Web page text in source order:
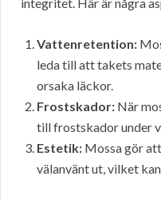
Vattenretention:
leda till att takets
orsaka läckor.
Frostskador: När
till frostskador under
Estetik: Mossa gör
välanvänt ut, vilket